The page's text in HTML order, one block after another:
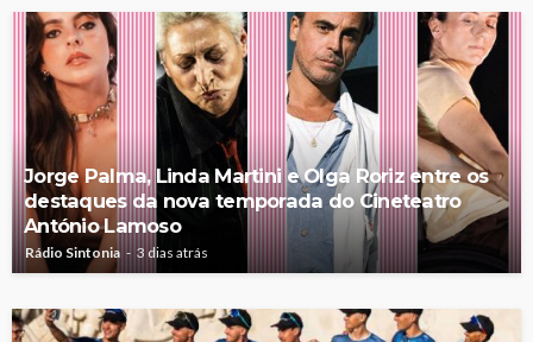
Jorge Palma, Linda Martini e Olga Roriz entre os
destaques da nova temporada do Cineteatro
António Lamoso
Rádio Sintonia 3 dias atrás